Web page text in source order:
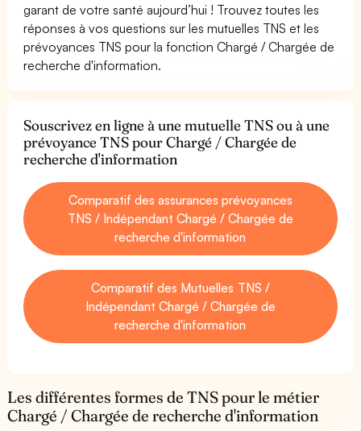
garant de votre santé aujourd’hui ! Trouvez toutes les
réponses à vos questions sur les mutuelles TNS et les
prévoyances TNS pour la fonction Chargé / Chargée de
recherche d'information.
Souscrivez en ligne à une mutuelle TNS ou à une
prévoyance TNS pour Chargé / Chargée de
recherche d'information
Comparatif des assurances prévoyances
TNS / Indépendant Chargé / Chargée de
recherche d'information
Comparatif des Mutuelles TNS /
Indépendant Chargé / Chargée de
recherche d'information
Les différentes formes de TNS pour le métier
Chargé / Chargée de recherche d'information